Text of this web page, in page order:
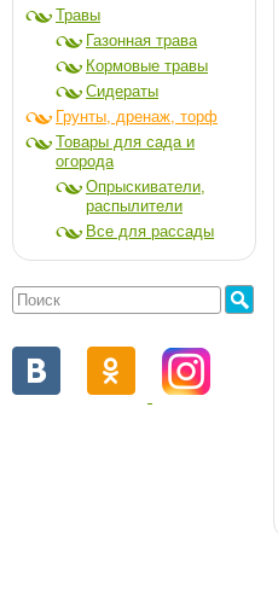
Травы
Газонная трава
Кормовые травы
Сидераты
Грунты, дренаж, торф
Товары для сада и
огорода
Опрыскиватели,
распылители
Все для рассады